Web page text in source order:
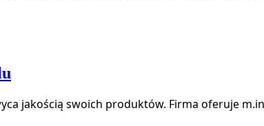
jakością swoich produktów. Firma oferuje